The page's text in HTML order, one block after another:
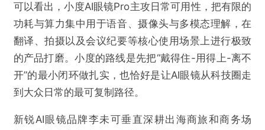
可以看出，小度AI眼镜Pro主攻日常可用性，把有限的
功耗与算力集中用于语音、摄像头与多模态理解，在
翻译、拍摄以及会议纪要等核心使用场景上进行极致
的产品打磨。小度的路线是先把“戴得住-用得上-离不
开”的最小闭环做扎实，也恰好是让AI眼镜从科技圈走
到大众日常的最可复制路径。
新锐AI眼镜品牌李未可垂直深耕出海商旅和商务场